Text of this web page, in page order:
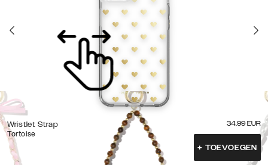
Wristlet Strap
Tortoise
34.99 EUR
+ TOEVOEGEN